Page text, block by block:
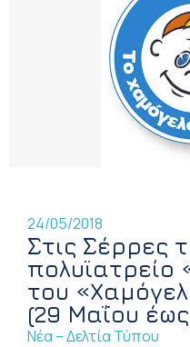
24/05/2018
Στις Σέρρες
πολυϊατρείο
του
(29 Μαΐου έως
Νέα – Δελτία Τύπου